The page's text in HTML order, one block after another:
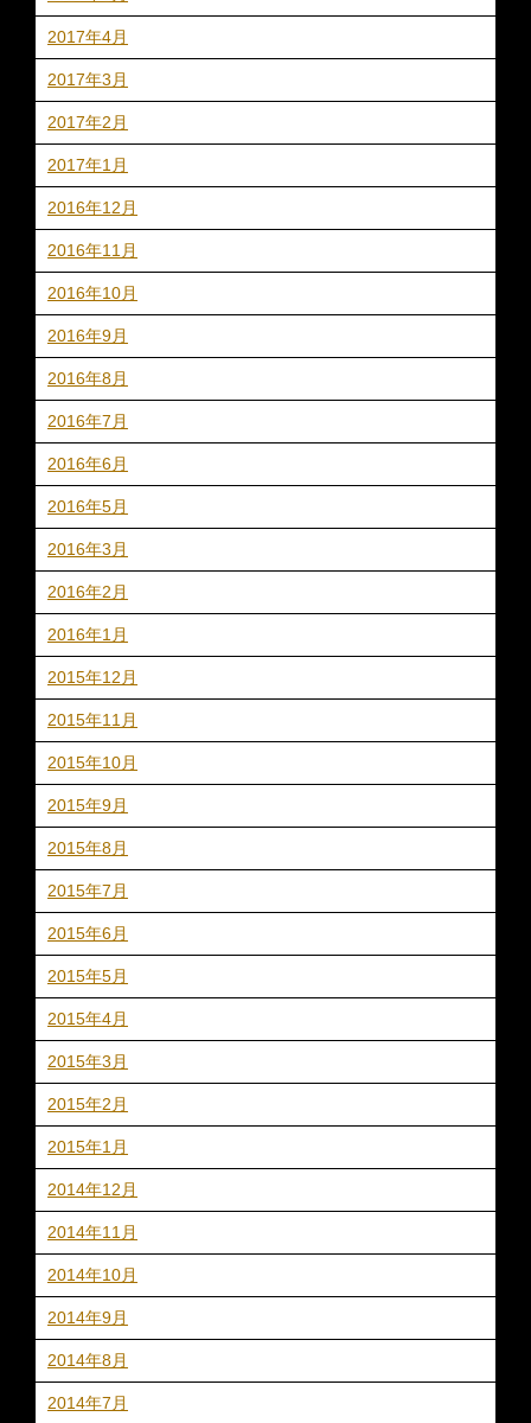
2017年4月
2017年3月
2017年2月
2017年1月
2016年12月
2016年11月
2016年10月
2016年9月
2016年8月
2016年7月
2016年6月
2016年5月
2016年3月
2016年2月
2016年1月
2015年12月
2015年11月
2015年10月
2015年9月
2015年8月
2015年7月
2015年6月
2015年5月
2015年4月
2015年3月
2015年2月
2015年1月
2014年12月
2014年11月
2014年10月
2014年9月
2014年8月
2014年7月